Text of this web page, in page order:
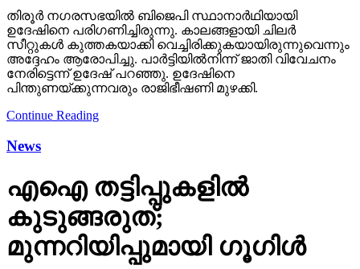
തിരൂര്‍ നഗരസഭയില്‍ ബിജെപി സ്ഥാനാര്‍ഥിയായി
ഉദേഷിനെ പരിഗണിച്ചിരുന്നു. കാലങ്ങളായി ചിലര്‍
സീറ്റുകള്‍ കുത്തകയാക്കി വെച്ചിരിക്കുകയായിരുന്നുവെന്നും
അദ്ദേഹം ആരോപിച്ചു. പാര്‍ട്ടിയില്‍നിന്ന് ജാതി വിവേചനം
നേരിട്ടെന്ന് ഉദേഷ് പറഞ്ഞു. ഉദേഷിനെ
പിന്തുണയ്ക്കുന്നവരും രാജിഭീഷണി മുഴക്കി.
Continue Reading
News
എഐ തട്ടിപ്പുകളില്‍
കുടുങ്ങരുത്;
മുന്നറിയിപ്പുമായി ഗൂഗിള്‍